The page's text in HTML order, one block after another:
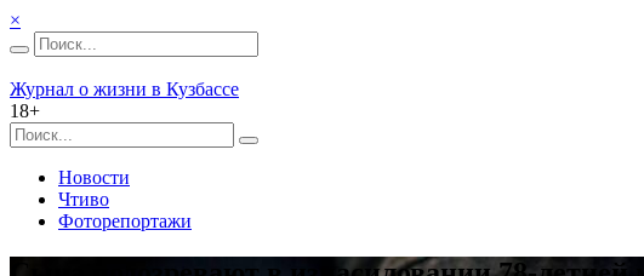
×
Журнал о жизни в Кузбассе
18+
Новости
Чтиво
Фоторепортажи